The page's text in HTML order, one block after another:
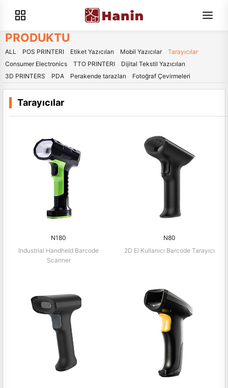
PRODUKTU
ALL POS PRINTERI Etiket Yazıcıları Mobil Yazıcılar
Tarayıcılar
Consumer Electronics
TTO PRINTERI
Dijital Tekstil Yazıcıları
3D PRINTERS
PDA Perakende tarazları Fotoğraf Çevirmeleri
Tarayıcılar
N180
Industrial Handheld Barcode
Scanner
N80
2D El Kullanıcı Barcode Tarayıcı